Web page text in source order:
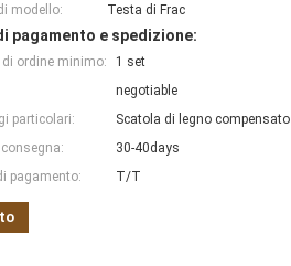
modello:
Testa di Frac
pagamento e spedizione:
ordine minimo:
1 set
negotiable
particolari:
Scatola di legno compensato
30-40days
pagamento:
T/T